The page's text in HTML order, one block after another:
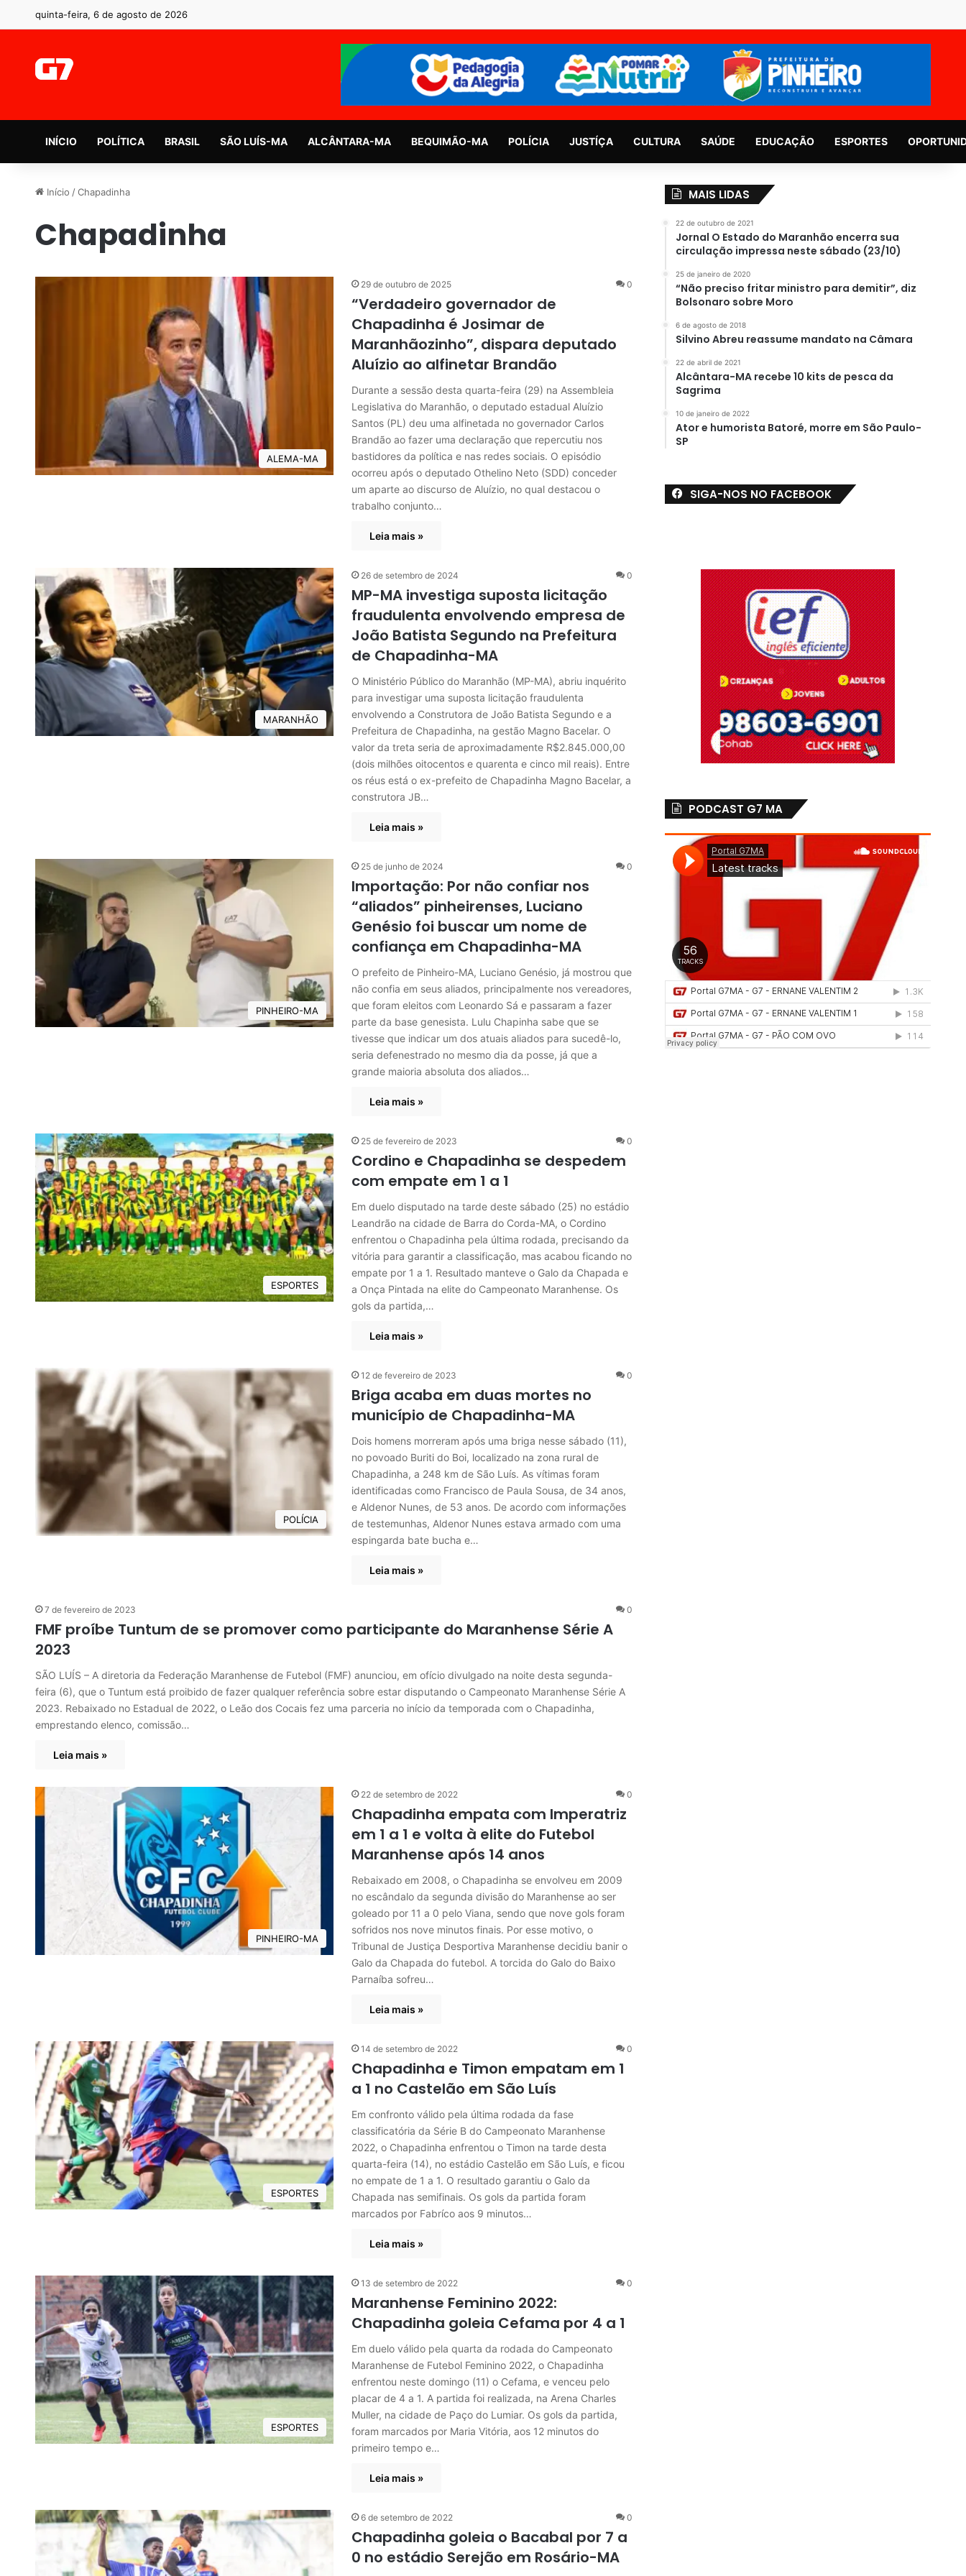
quinta-feira, 6 de agosto de 2026
INÍCIO POLÍTICA BRASIL SÃO LUÍS-MA ALCÂNTARA-MA BEQUIMÃO-MA POLÍCIA JUSTÍÇA CULTURA SAÚDE EDUCAÇÃO ESPORTES
Início / Chapadinha
Chapadinha
ALEMA-MA
29 de outubro de 2025 0
“Verdadeiro governador de
Chapadinha é Josimar de
Maranhãozinho”, dispara deputado
Aluízio ao alfinetar Brandão
Durante a sessão desta quarta-feira (29) na Assembleia
Legislativa do Maranhão, o deputado estadual Aluízio
Santos (PL) deu uma alfinetada no governador Carlos
Brandão ao fazer uma declaração que repercutiu nos
bastidores da política e nas redes sociais. O episódio
ocorreu após o deputado Othelino Neto (SDD) conceder
um aparte ao discurso de Aluízio, no qual destacou o
trabalho conjunto…
Leia mais »
MARANHÃO
26 de setembro de 2024 0
MP-MA investiga suposta licitação
fraudulenta envolvendo empresa de
João Batista Segundo na Prefeitura
de Chapadinha-MA
O Ministério Público do Maranhão (MP-MA), abriu inquérito
para investigar uma suposta licitação fraudulenta
envolvendo a Construtora de João Batista Segundo e a
Prefeitura de Chapadinha, na gestão Magno Bacelar. O
valor da treta seria de aproximadamente R$2.845.000,00
(dois milhões oitocentos e quarenta e cinco mil reais). Entre
os réus está o ex-prefeito de Chapadinha Magno Bacelar, a
construtora JB…
Leia mais »
PINHEIRO-MA
25 de junho de 2024 0
Importação: Por não confiar nos
“aliados” pinheirenses, Luciano
Genésio foi buscar um nome de
confiança em Chapadinha-MA
O prefeito de Pinheiro-MA, Luciano Genésio, já mostrou que
não confia em seus aliados, principalmente nos vereadores,
que foram eleitos com Leonardo Sá e passaram a fazer
parte da base genesista. Lulu Chapinha sabe que se
tivesse que indicar um dos atuais aliados para sucedê-lo,
seria defenestrado no mesmo dia da posse, já que a
grande maioria absoluta dos aliados…
Leia mais »
ESPORTES
25 de fevereiro de 2023 0
Cordino e Chapadinha se despedem
com empate em 1 a 1
Em duelo disputado na tarde deste sábado (25) no estádio
Leandrão na cidade de Barra do Corda-MA, o Cordino
enfrentou o Chapadinha pela última rodada, precisando da
vitória para garantir a classificação, mas acabou ficando no
empate por 1 a 1. Resultado manteve o Galo da Chapada e
a Onça Pintada na elite do Campeonato Maranhense. Os
gols da partida,…
Leia mais »
POLÍCIA
12 de fevereiro de 2023 0
Briga acaba em duas mortes no
município de Chapadinha-MA
Dois homens morreram após uma briga nesse sábado (11),
no povoado Buriti do Boi, localizado na zona rural de
Chapadinha, a 248 km de São Luís. As vítimas foram
identificadas como Francisco de Paula Sousa, de 34 anos,
e Aldenor Nunes, de 53 anos. De acordo com informações
de testemunhas, Aldenor Nunes estava armado com uma
espingarda bate bucha e…
Leia mais »
7 de fevereiro de 2023 0
FMF proíbe Tuntum de se promover como participante do Maranhense Série A
2023
SÃO LUÍS – A diretoria da Federação Maranhense de Futebol (FMF) anunciou, em ofício divulgado na noite desta segunda-
feira (6), que o Tuntum está proibido de fazer qualquer referência sobre estar disputando o Campeonato Maranhense Série A
2023. Rebaixado no Estadual de 2022, o Leão dos Cocais fez uma parceria no início da temporada com o Chapadinha,
emprestando elenco, comissão…
Leia mais »
PINHEIRO-MA
22 de setembro de 2022 0
Chapadinha empata com Imperatriz
em 1 a 1 e volta à elite do Futebol
Maranhense após 14 anos
Rebaixado em 2008, o Chapadinha se envolveu em 2009
no escândalo da segunda divisão do Maranhense ao ser
goleado por 11 a 0 pelo Viana, sendo que nove gols foram
sofridos nos nove minutos finais. Por esse motivo, o
Tribunal de Justiça Desportiva Maranhense decidiu banir o
Galo da Chapada do futebol. A torcida do Galo do Baixo
Parnaíba sofreu…
Leia mais »
ESPORTES
14 de setembro de 2022 0
Chapadinha e Timon empatam em 1
a 1 no Castelão em São Luís
Em confronto válido pela última rodada da fase
classificatória da Série B do Campeonato Maranhense
2022, o Chapadinha enfrentou o Timon na tarde desta
quarta-feira (14), no estádio Castelão em São Luís, e ficou
no empate de 1 a 1. O resultado garantiu o Galo da
Chapada nas semifinais. Os gols da partida foram
marcados por Fabríco aos 9 minutos…
Leia mais »
ESPORTES
13 de setembro de 2022 0
Maranhense Feminino 2022:
Chapadinha goleia Cefama por 4 a 1
Em duelo válido pela quarta da rodada do Campeonato
Maranhense de Futebol Feminino 2022, o Chapadinha
enfrentou neste domingo (11) o Cefama, e venceu pelo
placar de 4 a 1. A partida foi realizada, na Arena Charles
Muller, na cidade de Paço do Lumiar. Os gols da partida,
foram marcados por Maria Vitória, aos 12 minutos do
primeiro tempo e…
Leia mais »
6 de setembro de 2022 0
Chapadinha goleia o Bacabal por 7 a
0 no estádio Serejão em Rosário-MA
MAIS LIDAS
22 de outubro de 2021
Jornal O Estado do Maranhão encerra sua
circulação impressa neste sábado (23/10)
25 de janeiro de 2020
“Não preciso fritar ministro para demitir”, diz
Bolsonaro sobre Moro
6 de agosto de 2018
Silvino Abreu reassume mandato na Câmara
22 de abril de 2021
Alcântara-MA recebe 10 kits de pesca da
Sagrima
10 de janeiro de 2022
Ator e humorista Batoré, morre em São Paulo-
SP
SIGA-NOS NO FACEBOOK
PODCAST G7 MA